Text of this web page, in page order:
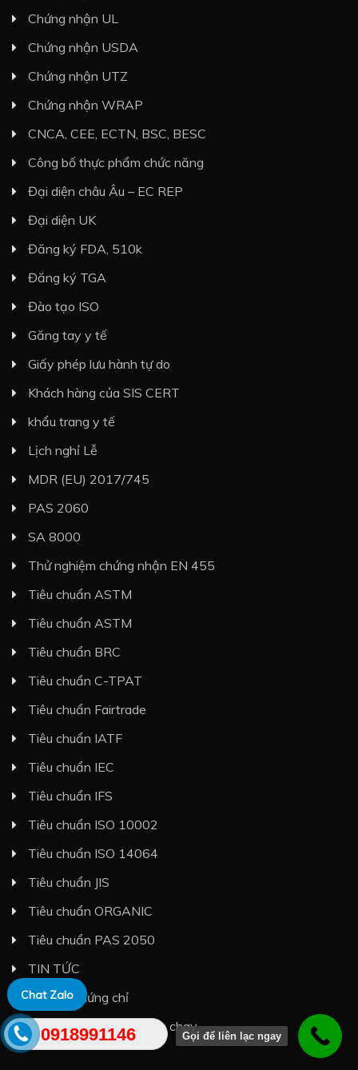
Chứng nhận UL
Chứng nhận USDA
Chứng nhận UTZ
Chứng nhận WRAP
CNCA, CEE, ECTN, BSC, BESC
Công bố thực phẩm chức năng
Đại diện châu Âu – EC REP
Đại diện UK
Đăng ký FDA, 510k
Đăng ký TGA
Đào tạo ISO
Găng tay y tế
Giấy phép lưu hành tự do
Khách hàng của SIS CERT
khẩu trang y tế
Lịch nghỉ Lễ
MDR (EU) 2017/745
PAS 2060
SA 8000
Thử nghiệm chứng nhận EN 455
Tiêu chuẩn ASTM
Tiêu chuẩn ASTM
Tiêu chuẩn BRC
Tiêu chuẩn C-TPAT
Tiêu chuẩn Fairtrade
Tiêu chuẩn IATF
Tiêu chuẩn IEC
Tiêu chuẩn IFS
Tiêu chuẩn ISO 10002
Tiêu chuẩn ISO 14064
Tiêu chuẩn JIS
Tiêu chuẩn ORGANIC
Tiêu chuẩn PAS 2050
TIN TỨC
Tra cứu chứng chỉ
Vegan thực phẩm thuần chay
Chat Zalo
0918991146 Gọi để liên lạc ngay